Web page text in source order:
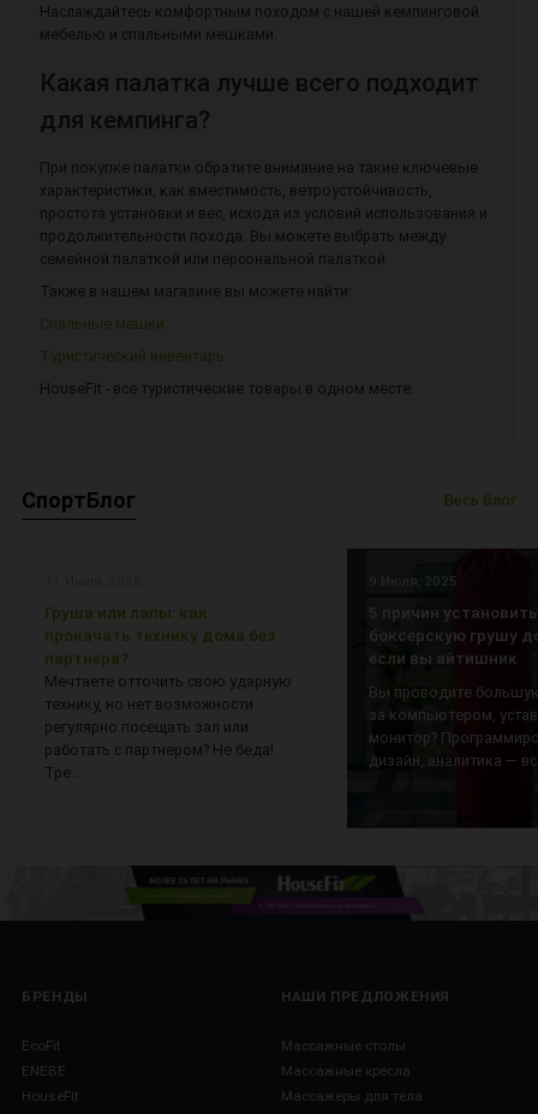
Наслаждайтесь комфортным походом с нашей кемпинговой
мебелью и спальными мешками.
Какая палатка лучше всего подходит
для кемпинга?
При покупке палатки обратите внимание на такие ключевые
характеристики, как вместимость, ветроустойчивость,
простота установки и вес, исходя из условий использования и
продолжительности похода. Вы можете выбрать между
семейной палаткой или персональной палаткой.
Также в нашем магазине вы можете найти:
Спальные мешки
Туристический инвентарь
HouseFit - все туристические товары в одном месте.
СпортБлог Весь блог
Груша или лапы: как
прокачать технику дома без
партнера?
Мечтаете отточить свою ударную
технику, но нет возможности
регулярно посещать зал или
работать с партнером? Не беда!
Тре...
9 Июля, 2025
5 причин установить
боксерскую грушу
если вы айтишник
Вы проводите
за компьютером,
монитор?
дизайн, аналитика —
БРЕНДЫ
EcoFit
ENEBE
HouseFit
НАШИ ПРЕДЛОЖЕНИЯ
Массажные столы
Массажные кресла
Массажеры для тела